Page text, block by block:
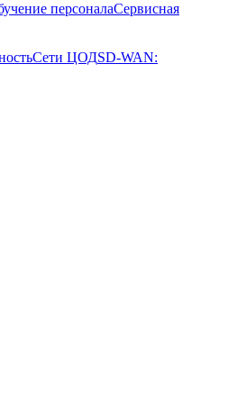
персоналаСервисная
Сети ЦОДSD-WAN: